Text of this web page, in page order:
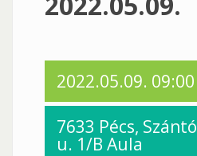
2022.05.09. 09:00
7633 Pécs,
u. 1/B Aula